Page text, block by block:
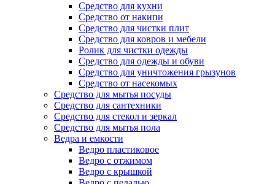
Средство для кухни
Средство от накипи
Средство для чистки плит
Средство для ковров и мебели
Ролик для чистки одежды
Средство для одежды и обуви
Средство для уничтожения грызунов
Средство от насекомых
Средство для мытья посуды
Средство для сантехники
Средство для стекол и зеркал
Средство для мытья пола
Ведра и емкости
Ведро пластиковое
Ведро с отжимом
Ведро с крышкой